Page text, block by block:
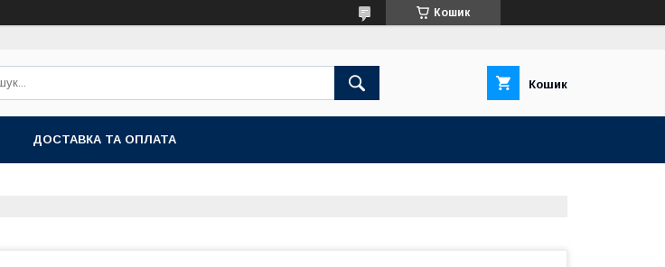
Кошик
Кошик
ДОСТАВКА ТА ОПЛАТА